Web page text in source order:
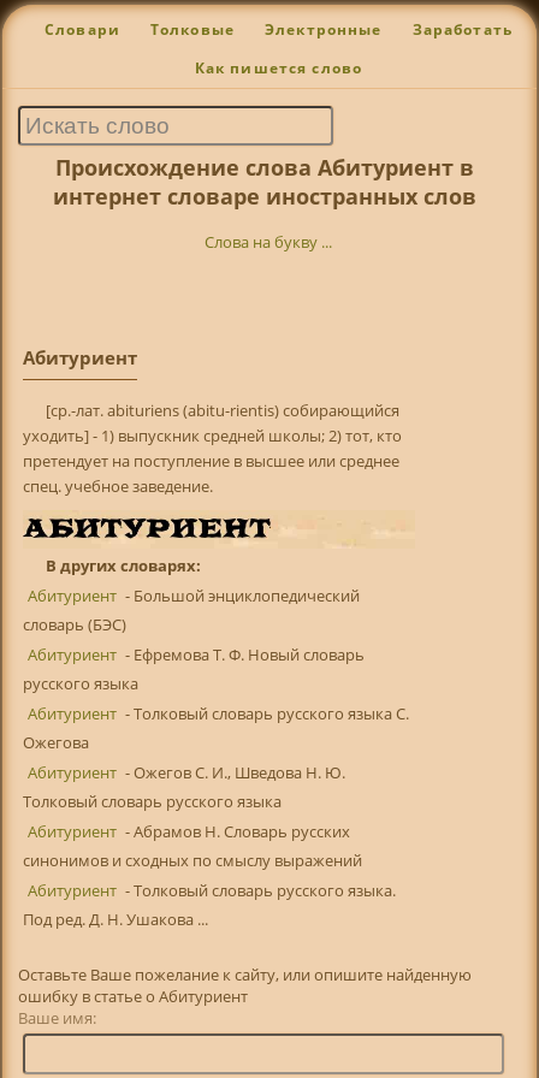
Словари Толковые Электронные Заработать
Как пишется слово
Происхождение слова Абитуриент в
интернет словаре иностранных слов
Слова на букву ...
Абитуриент
[ср.-лат. abituriens (abitu-rientis) собирающийся
уходить] - 1) выпускник средней школы; 2) тот, кто
претендует на поступление в высшее или среднее
спец. учебное заведение.
В других словарях:
Абитуриент - Большой энциклопедический
словарь (БЭС)
Абитуриент - Ефремова Т. Ф. Новый словарь
русского языка
Абитуриент - Толковый словарь русского языка С.
Ожегова
Абитуриент - Ожегов С. И., Шведова Н. Ю.
Толковый словарь русского языка
Абитуриент - Абрамов Н. Словарь русских
синонимов и сходных по смыслу выражений
Абитуриент - Толковый словарь русского языка.
Под ред. Д. Н. Ушакова ...
Оставьте Ваше пожелание к сайту, или опишите найденную
ошибку в статье о Абитуриент
Ваше имя: